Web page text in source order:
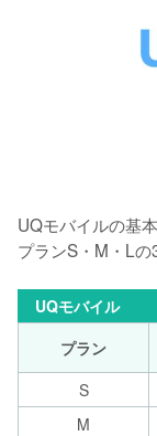
UQモバイルの基
プランS・M・Lの
UQモバイル
プラン
S
M